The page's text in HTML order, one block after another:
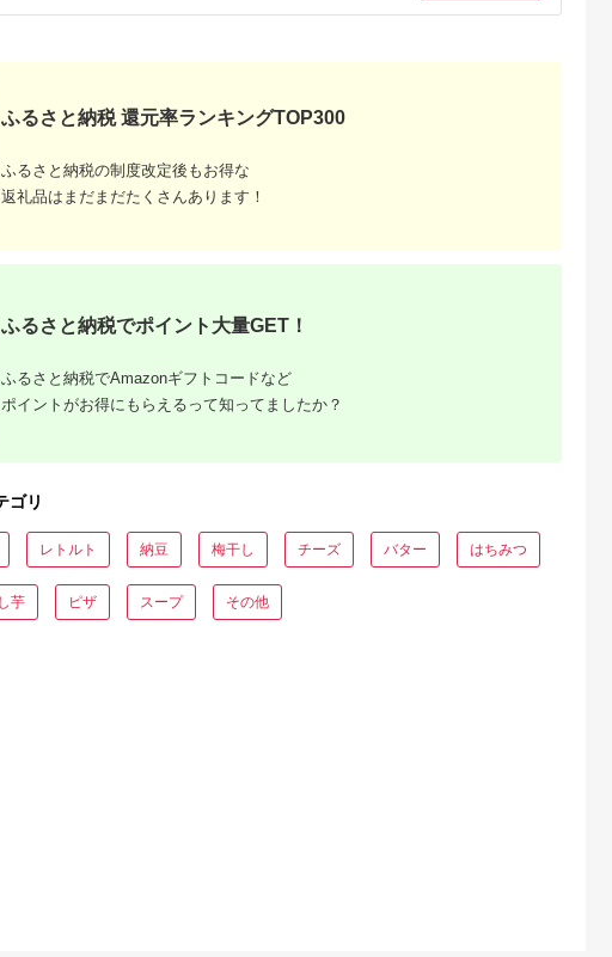
スープ 野菜スープ 3
種9袋 冷蔵 和風スー
スープ パウチ レトル
ト レンジアップ 10種
野菜スープ トマト 時
短 手軽ローリングス
5.0
寄付金額:12,000
丸】 [APD005] スー
プ レトルト 高級 詰め
ギフト 贈答
5.0
寄付金額:18,000
リーズ12
5.0
寄付金額:20,000円 寄付金額:
ふるさと納税 還元率ランキングTOP300
ふるさと納税の制度改定後もお得な
返礼品はまだまだたくさんあります！
ふるさと納税でポイント大量GET！
ふるさと納税でAmazonギフトコードなど
ポイントがお得にもらえるって知ってましたか？
ゴリ
レトルト 納豆 梅干し チーズ バター はちみつ
芋 ピザ スープ その他